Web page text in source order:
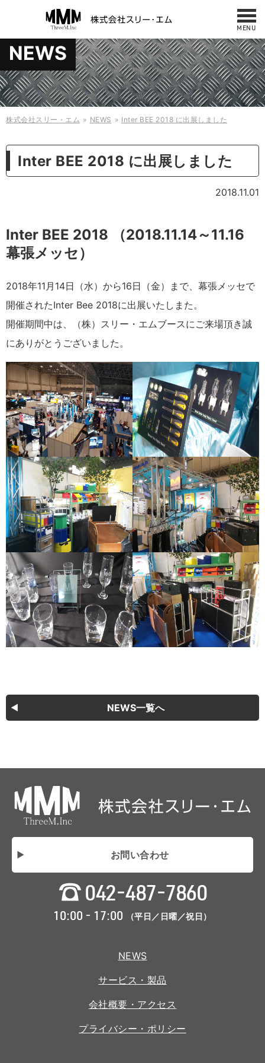
MENU
お問い合わせ
042-487-7860
10:00 - 17:00 （平日／日曜／祝日）
NEWS
サービス・製品
ケース
什器・板金
規格商品
会社概要・アクセス
採用情報
NEWS
株式会社スリー・エム NEWS Inter BEE 2018 に出展しました
Inter BEE 2018 に出展しました
2018.11.01
Inter BEE 2018 （2018.11.14～11.16
幕張メッセ）
2018年11月14日（水）から16日（金）まで、幕張メッセで
開催されたInter Bee 2018に出展いたしまた。
開催期間中は、（株）スリー・エムブースにご来場頂き誠
にありがとうございました。
NEWS一覧へ
お問い合わせ
042-487-7860
10:00 - 17:00 （平日／日曜／祝日）
NEWS
サービス・製品
会社概要・アクセス
プライバシー・ポリシー